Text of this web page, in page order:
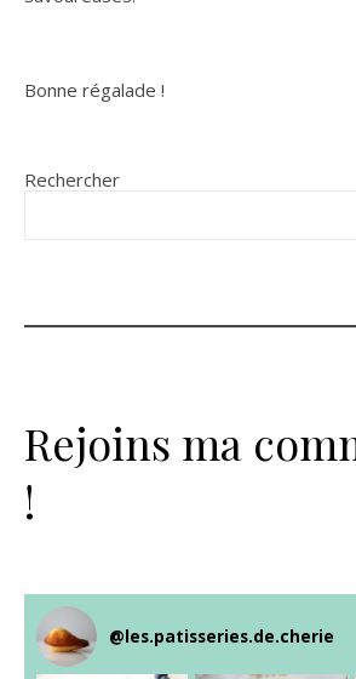
Bonne régalade !
Rechercher
Rejoins ma
!
@les.patisseries.de.cherie